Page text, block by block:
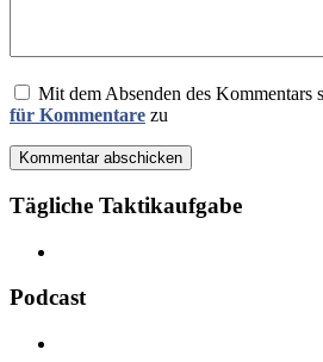
Mit dem Absenden des Kommentars
für Kommentare zu
Kommentar abschicken
Tägliche Taktikaufgabe
Podcast